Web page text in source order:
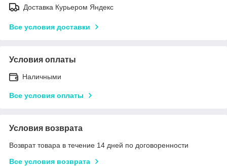
Доставка Курьером Яндекс
Все условия доставки
Условия оплаты
Наличными
Все условия оплаты
Условия возврата
Возврат товара в течение 14 дней по договоренности
Все условия возврата